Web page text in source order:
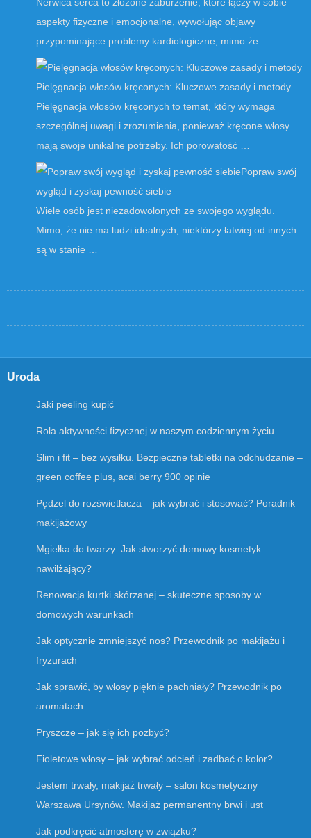
aspekty fizyczne i emocjonalne, wywołując objawy
przypominające problemy kardiologiczne, mimo że …
Pielęgnacja włosów kręconych: Kluczowe zasady i metody
Pielęgnacja włosów kręconych to temat, który wymaga
szczególnej uwagi i zrozumienia, ponieważ kręcone włosy
mają swoje unikalne potrzeby. Ich porowatość …
Popraw swój
wygląd i zyskaj pewność siebie
Wiele osób jest niezadowolonych ze swojego wyglądu.
Mimo, że nie ma ludzi idealnych, niektórzy łatwiej od innych
są w stanie …
Uroda
Jaki peeling kupić
Rola aktywności fizycznej w naszym codziennym życiu.
Slim i fit – bez wysiłku. Bezpieczne tabletki na odchudzanie –
green coffee plus, acai berry 900 opinie
Pędzel do rozświetlacza – jak wybrać i stosować? Poradnik
makijażowy
Mgiełka do twarzy: Jak stworzyć domowy kosmetyk
nawilżający?
Renowacja kurtki skórzanej – skuteczne sposoby w
domowych warunkach
Jak optycznie zmniejszyć nos? Przewodnik po makijażu i
fryzurach
Jak sprawić, by włosy pięknie pachniały? Przewodnik po
aromatach
Pryszcze – jak się ich pozbyć?
Fioletowe włosy – jak wybrać odcień i zadbać o kolor?
Jestem trwały, makijaż trwały – salon kosmetyczny
Warszawa Ursynów. Makijaż permanentny brwi i ust
Jak podkręcić atmosferę w związku?